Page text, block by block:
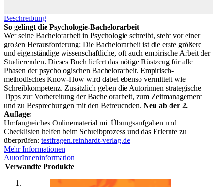
Beschreibung
So gelingt die Psychologie-Bachelorarbeit
Wer seine Bachelorarbeit in Psychologie schreibt, steht vor einer
großen Herausforderung: Die Bachelorarbeit ist die erste größere
und eigenständige wissenschaftliche, oft auch empirische Arbeit der
Studierenden. Dieses Buch liefert das nötige Rüstzeug für alle
Phasen der psychologischen Bachelorarbeit. Empirisch-
methodisches Know-How wird dabei ebenso vermittelt wie
Schreibkompetenz. Zusätzlich geben die Autorinnen strategische
Tipps zur Vorbereitung der Bachelorarbeit, zum Zeitmanagement
und zu Besprechungen mit den Betreuenden. Neu ab der 2.
Auflage:
Umfangreiches Onlinematerial mit Übungsaufgaben und
Checklisten helfen beim Schreibprozess und das Erlernte zu
überprüfen: testfragen.reinhardt-verlag.de
Mehr Informationen
AutorInneninformation
Verwandte Produkte